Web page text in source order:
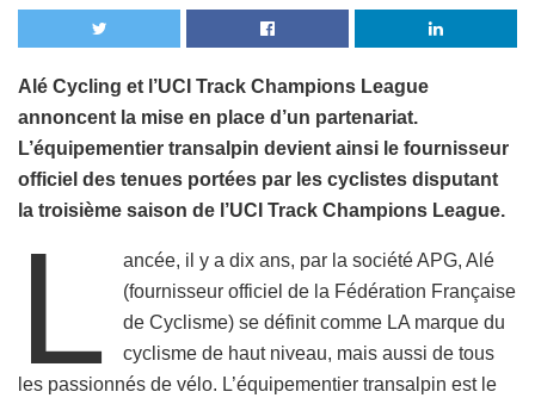
Alé Cycling et l’UCI Track Champions League
annoncent la mise en place d’un partenariat.
L’équipementier transalpin devient ainsi le fournisseur
officiel des tenues portées par les cyclistes disputant
la troisième saison de l’UCI Track Champions League.
L
ancée, il y a dix ans, par la société APG, Alé
(fournisseur officiel de la Fédération Française
de Cyclisme) se définit comme LA marque du
cyclisme de haut niveau, mais aussi de tous
les passionnés de vélo. L’équipementier transalpin est le